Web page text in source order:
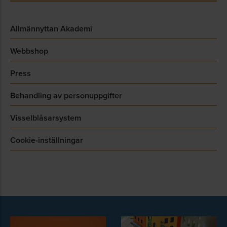
Allmännyttan Akademi
Webbshop
Press
Behandling av personuppgifter
Visselblåsarsystem
Cookie-inställningar